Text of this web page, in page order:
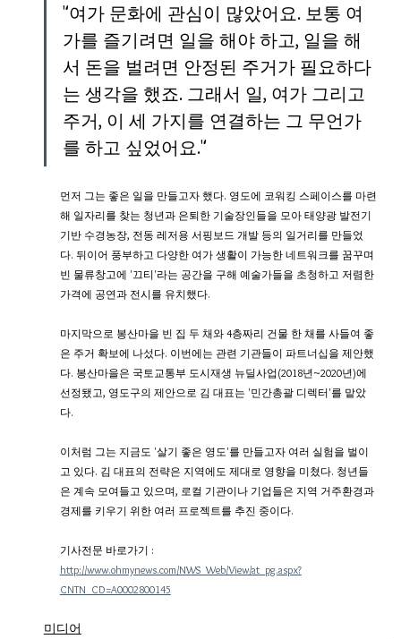
"여가 문화에 관심이 많았어요. 보통 여
가를 즐기려면 일을 해야 하고, 일을 해
서 돈을 벌려면 안정된 주거가 필요하다
는 생각을 했죠. 그래서 일, 여가 그리고
주거, 이 세 가지를 연결하는 그 무언가
를 하고 싶었어요."
먼저 그는 좋은 일을 만들고자 했다. 영도에 코워킹 스페이스를 마련
해 일자리를 찾는 청년과 은퇴한 기술장인들을 모아 태양광 발전기
기반 수경농장, 전동 레저용 서핑보드 개발 등의 일거리를 만들었
다. 뒤이어 풍부하고 다양한 여가 생활이 가능한 네트워크를 꿈꾸며
빈 물류창고에 '끄티'라는 공간을 구해 예술가들을 초청하고 저렴한
가격에 공연과 전시를 유치했다.
마지막으로 봉산마을 빈 집 두 채와 4층짜리 건물 한 채를 사들여 좋
은 주거 확보에 나섰다. 이번에는 관련 기관들이 파트너십을 제안했
다. 봉산마을은 국토교통부 도시재생 뉴딜사업(2018년~2020년)에
선정됐고, 영도구의 제안으로 김 대표는 '민간총괄 디렉터'를 맡았
다.
이처럼 그는 지금도 '살기 좋은 영도'를 만들고자 여러 실험을 벌이
고 있다. 김 대표의 전략은 지역에도 제대로 영향을 미쳤다. 청년들
은 계속 모여들고 있으며, 로컬 기관이나 기업들은 지역 거주환경과
경제를 키우기 위한 여러 프로젝트를 추진 중이다.
기사전문 바로가기 :
http://www.ohmynews.com/NWS_Web/View/at_pg.aspx?
CNTN_CD=A0002800145
미디어